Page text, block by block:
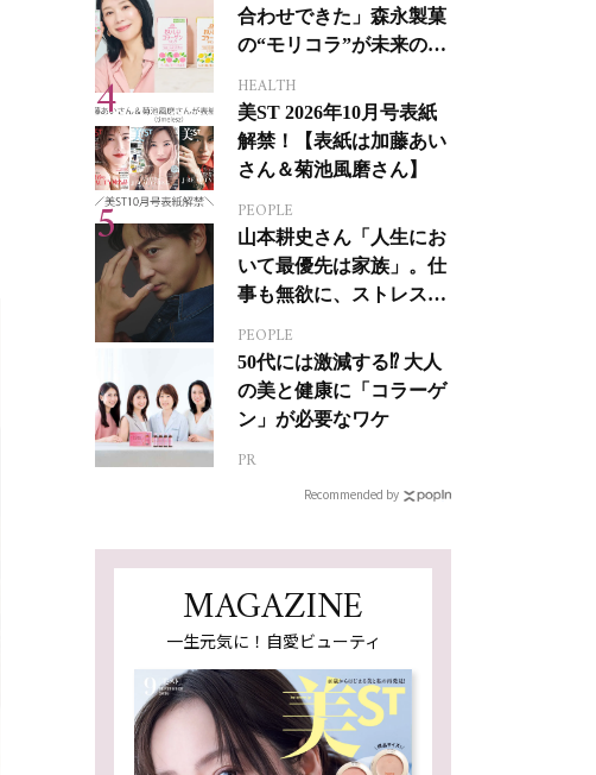
合わせできた」森永製菓
の“モリコラ”が未来のキ
HEALTH
美ST 2026年10月号表紙
解禁！【表紙は加藤あい
さん＆菊池風磨さん】
PEOPLE
山本耕史さん「人生にお
いて最優先は家族」。仕
事も無欲に、ストレスを
PEOPLE
50代には激減する⁉ 大人
の美と健康に「コラーゲ
ン」が必要なワケ
PR
Recommended by
MAGAZINE
一生元気に！自愛ビューティ